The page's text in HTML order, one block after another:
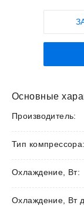
Основные
Производитель:
Тип компрессора:
Охлаждение, Вт:
Охлаждение, Вт